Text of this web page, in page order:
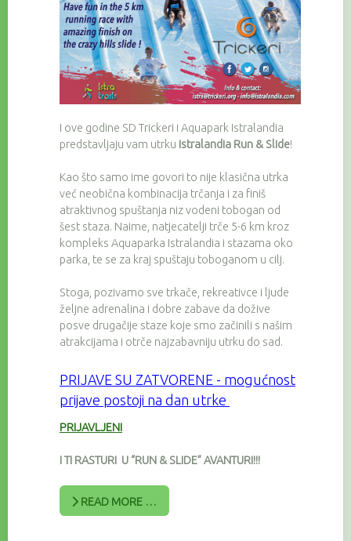
I ove godine SD Trickeri i Aquapark Istralandia
predstavljaju vam utrku Istralandia Run & Slide!
Kao što samo ime govori to nije klasična utrka
već neobična kombinacija trčanja i za finiš
atraktivnog spuštanja niz vodeni tobogan od
šest staza. Naime, natjecatelji trče 5-6 km kroz
kompleks Aquaparka Istralandia i stazama oko
parka, te se za kraj spuštaju toboganom u cilj.
Stoga, pozivamo sve trkače, rekreativce i ljude
željne adrenalina i dobre zabave da dožive
posve drugačije staze koje smo začinili s našim
atrakcijama i otrče najzabavniju utrku do sad.
PRIJAVE SU ZATVORENE - mogućnost
prijave postoji na dan utrke
PRIJAVLJENI
I TI RASTURI U “RUN & SLIDE” AVANTURI!!!
READ MORE …